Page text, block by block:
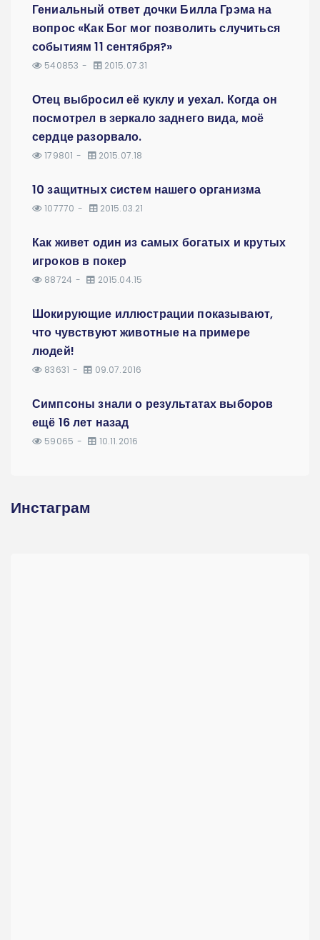
Гениальный ответ дочки Билла Грэма на
вопрос «Как Бог мог позволить случиться
событиям 11 сентября?»
540853 2015.07.31
Отец выбросил её куклу и уехал. Когда он
посмотрел в зеркало заднего вида, моё
сердце разорвало.
179801 2015.07.18
10 защитных систем нашего организма
107770 2015.03.21
Как живет один из самых богатых и крутых
игроков в покер
88724 2015.04.15
Шокирующие иллюстрации показывают,
что чувствуют животные на примере
людей!
83631 09.07.2016
Симпсоны знали о результатах выборов
ещё 16 лет назад
59065 10.11.2016
Инстаграм